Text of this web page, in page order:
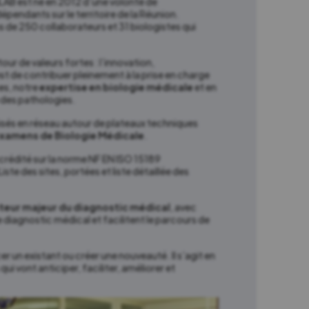
sur le territoire de la Réunion.
de 250 collaborateurs et 31 biologistes qui
de valeurs fortes : l’innovation,
de contribuer pleinement à la prise en charge
notreexpertise en biologie médicaleet en
pathologies.
en réseau autour de plateaux techniques
de Biologie Médicale
sur la norme NF EN ISO 15189
des sites, portées et liste détaillée des
majeur du diagnostic médical , avec
diagnostic médical et facilitent le parcours de
un existant ou créer une nouveauté. Il s’agit en
vont anticiper, faciliter, améliorer et